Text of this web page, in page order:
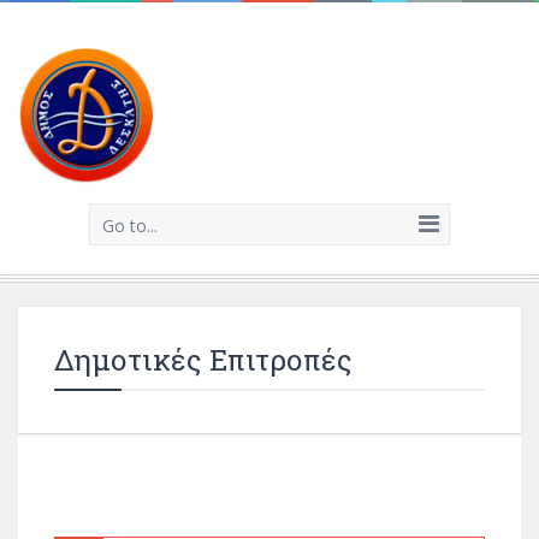
Go to...
Δημοτικές Επιτροπές